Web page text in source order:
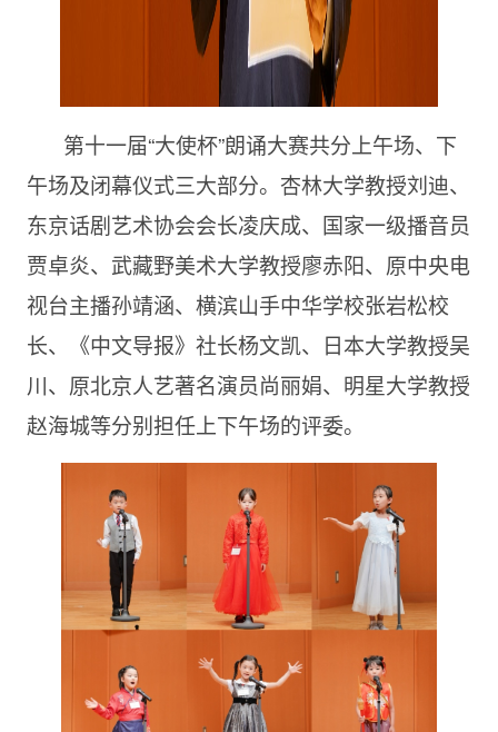
第十一届“大使杯”朗诵大赛共分上午场、下
午场及闭幕仪式三大部分。杏林大学教授刘迪、
东京话剧艺术协会会长凌庆成、国家一级播音员
贾卓炎、武藏野美术大学教授廖赤阳、原中央电
视台主播孙靖涵、横滨山手中华学校张岩松校
长、《中文导报》社长杨文凯、日本大学教授吴
川、原北京人艺著名演员尚丽娟、明星大学教授
赵海城等分别担任上下午场的评委。